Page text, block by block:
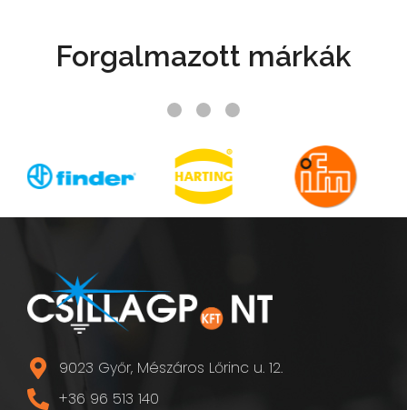
Forgalmazott márkák
9023 Győr, Mészáros Lőrinc u. 12.
+36 96 513 140